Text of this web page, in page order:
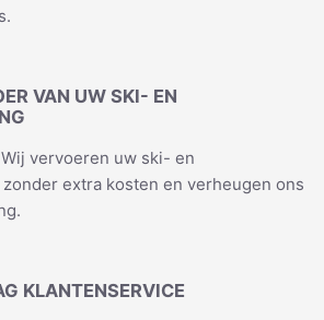
VAN UW SKI- EN
vervoeren uw ski- en
extra kosten en verheugen ons
KLANTENSERVICE